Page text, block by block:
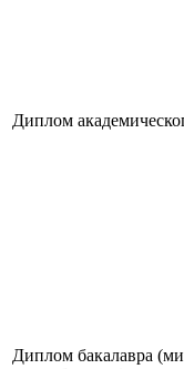
Диплом
Диплом бакалавра